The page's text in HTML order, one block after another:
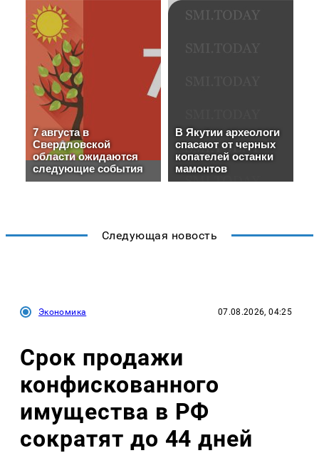
Следующая новость
Экономика 07.08.2026, 04:25
Срок продажи
конфискованного
имущества в РФ
сократят до 44 дней